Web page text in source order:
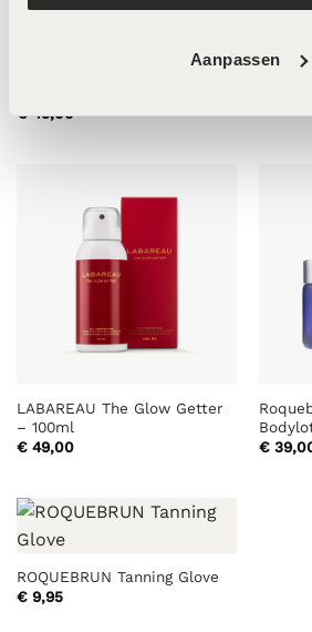
Aanpassen
€49,00
LABAREAU The Glow Getter
– 100ml
€49,00
€
ROQUEBRUN Tanning Glove
€9,95